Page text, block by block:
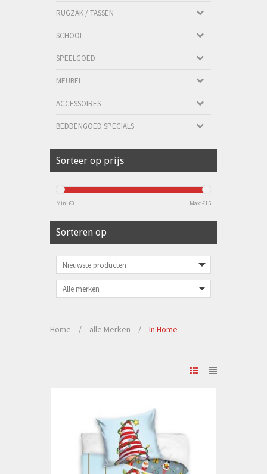
RUGZAK / TASSEN
SCHOOL
SPEELGOED
MEUBEL
ACCESSOIRES
BEDDENGOED SPECIALS
Sorteer op prijs
Min: €0 Max: €15
Sorteren op
Home / alle Merken / In Home